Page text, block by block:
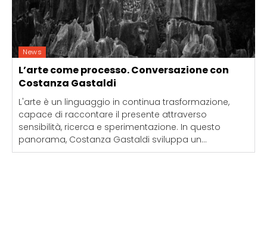
News
L’arte come processo. Conversazione con
Costanza Gastaldi
L'arte è un linguaggio in continua trasformazione,
capace di raccontare il presente attraverso
sensibilità, ricerca e sperimentazione. In questo
panorama, Costanza Gastaldi sviluppa un...